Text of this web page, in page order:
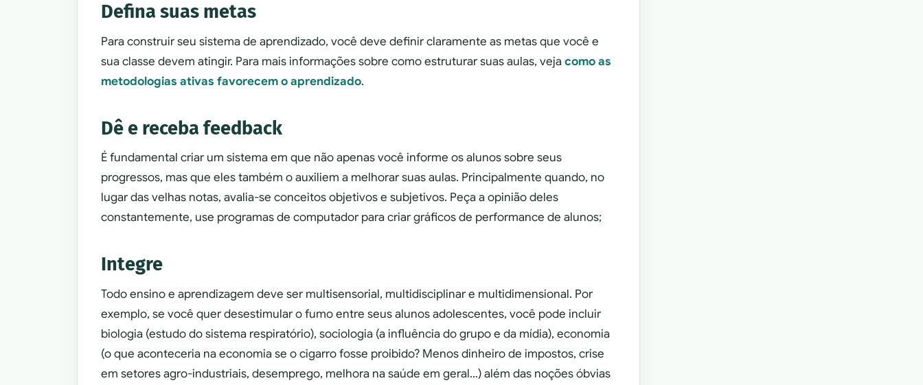
Defina suas metas
Para construir seu sistema de aprendizado, você deve definir claramente as metas que você e
sua classe devem atingir. Para mais informações sobre como estruturar suas aulas, vejacomo as
metodologias ativas favorecem o aprendizado.
Dê e receba feedback
É fundamental criar um sistema em que não apenas você informe os alunos sobre seus
progressos, mas que eles também o auxiliem a melhorar suas aulas. Principalmente quando, no
lugar das velhas notas, avalia-se conceitos objetivos e subjetivos. Peça a opinião deles
constantemente, use programas de computador para criar gráficos de performance de alunos;
Integre
Todo ensino e aprendizagem deve ser multisensorial, multidisciplinar e multidimensional. Por
exemplo, se você quer desestimular o fumo entre seus alunos adolescentes, você pode incluir
biologia (estudo do sistema respiratório), sociologia (a influência do grupo e da mídia), economia
(o que aconteceria na economia se o cigarro fosse proibido? Menos dinheiro de impostos, crise
em setores agro-industriais, desemprego, melhora na saúde em geral…) além das noções óbvias